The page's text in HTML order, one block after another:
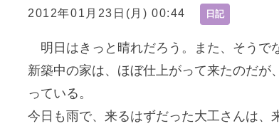
2012年01月23日(月) 00:44 日記
明日はきっと晴れだろう。また、そうで
新築中の家は、ほぼ仕上がって来たのだが
っている。
今日も雨で、来るはずだった大工さんは